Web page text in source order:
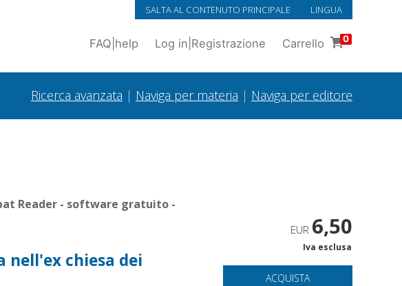
SALTA AL CONTENUTO PRINCIPALE LINGUA
FAQ help Log in Registrazione Carrello 0
Ricerca avanzata | Naviga per materia | Naviga per editore
Reader - software gratuito -
nell'ex chiesa dei
EUR 6,50
Iva esclusa
ACQUISTA